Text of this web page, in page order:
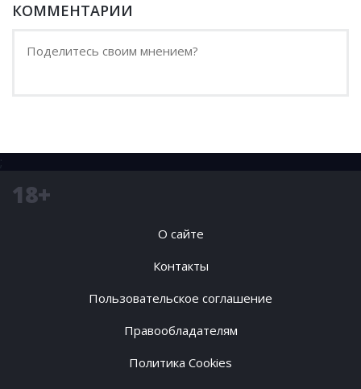
КОММЕНТАРИИ
;
18+
О сайте
Контакты
Пользовательское соглашение
Правообладателям
Политика Cookies